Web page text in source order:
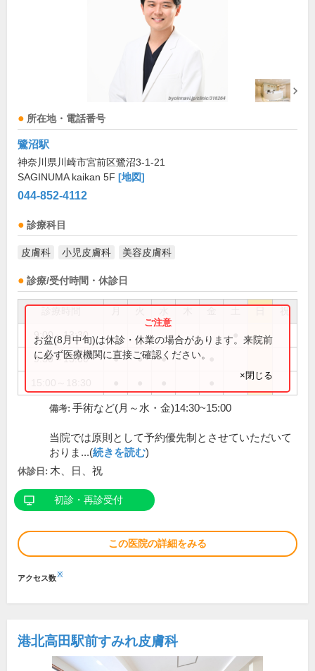
所在地・電話番号
鷺沼駅
神奈川県川崎市宮前区鷺沼3-1-21
SAGINUMA kaikan 5F [地図]
044-852-4112
診療科目
皮膚科 小児皮膚科 美容皮膚科
診療/受付時間・休診日
祝
9:00～13:30
9:30～13:00 ● ● ●
お盆(8月中旬)は休診・休業の場合があります。来院前
に必ず医療機関に直接ご確認ください。
×閉じる
備考: 手術など(月～水・金)14:30~15:00
当院では原則として予約優先制とさせていただいて
おりま...(続きを読む)
休診日: 木、日、祝
初診・再診受付
この医院の詳細をみる
アクセス数※
港北高田駅前すみれ皮膚科